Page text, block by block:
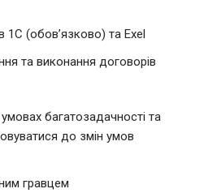
1С (обовʼязково) та Exel
та виконання договорів
багатозадачності та
до змін умов
гравцем